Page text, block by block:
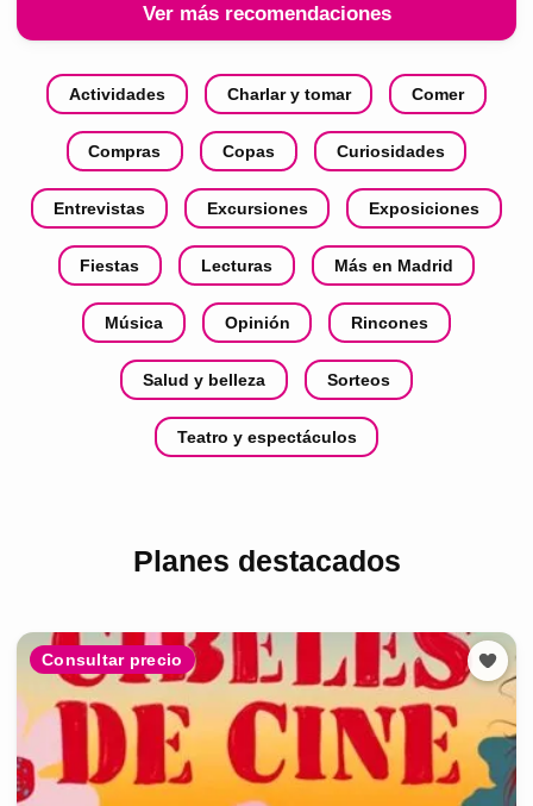
Ver más recomendaciones
Actividades Charlar y tomar Comer
Compras Copas Curiosidades
Entrevistas Excursiones Exposiciones
Fiestas Lecturas Más en Madrid
Música Opinión Rincones
Salud y belleza Sorteos
Teatro y espectáculos
Planes destacados
Consultar precio